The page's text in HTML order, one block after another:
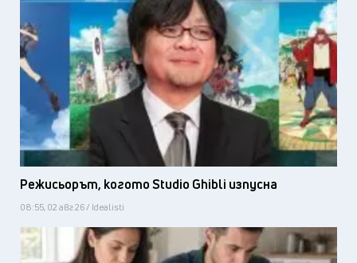
Режисьорът, когото Studio Ghibli изпусна
08:55, 02 авг 26 / Idealisti